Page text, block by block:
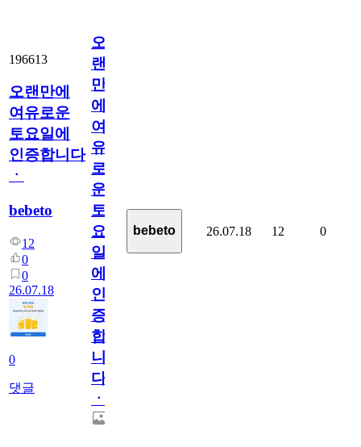
196613
오랜만에
여유로운
토요일에
인증합니다
ㆍ
bebeto
12
0
0
26.07.18
0
댓글
오
랜
만
에
여
유
로
운
토
요
일
에
인
증
합
니
다
ㆍ
bebeto 26.07.18 12 0